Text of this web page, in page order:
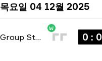
목요일 04 12월 2025
Group Stage -bo3
W
0 : 0